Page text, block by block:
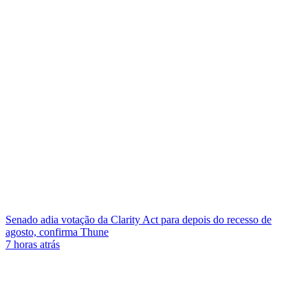
Senado adia votação da Clarity Act para depois do recesso de
agosto, confirma Thune
7 horas atrás